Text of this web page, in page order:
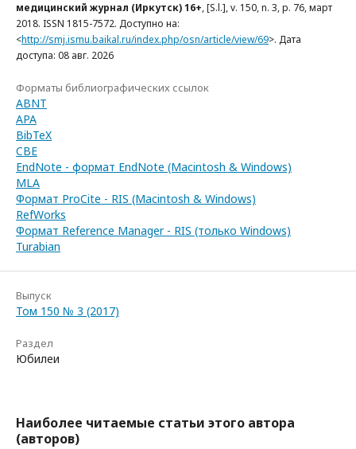
медицинский журнал (Иркутск) 16+, [S.l.], v. 150, n. 3, p. 76, март
2018. ISSN 1815-7572. Доступно на:
<http://smj.ismu.baikal.ru/index.php/osn/article/view/69>. Дата
доступа: 08 авг. 2026
Форматы библиографических ссылок
ABNT
APA
BibTeX
CBE
EndNote - формат EndNote (Macintosh & Windows)
MLA
Формат ProCite - RIS (Macintosh & Windows)
RefWorks
Формат Reference Manager - RIS (только Windows)
Turabian
Выпуск
Том 150 № 3 (2017)
Раздел
Юбилеи
Наиболее читаемые статьи этого автора
(авторов)